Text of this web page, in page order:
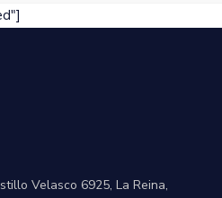
Velasco 6925, La Reina,